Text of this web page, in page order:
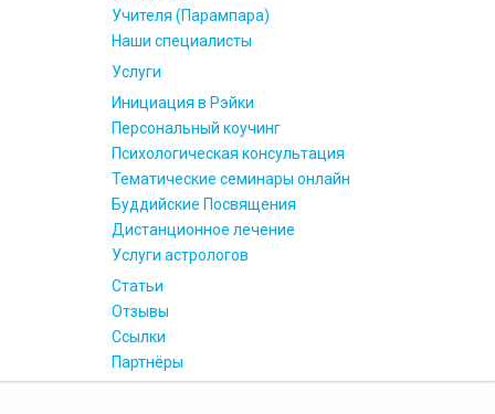
Учителя (Парампара)
Наши специалисты
Услуги
Инициация в Рэйки
Персональный коучинг
Психологическая консультация
Тематические семинары онлайн
Буддийские Посвящения
Дистанционное лечение
Услуги астрологов
Статьи
Отзывы
Ссылки
Партнёры